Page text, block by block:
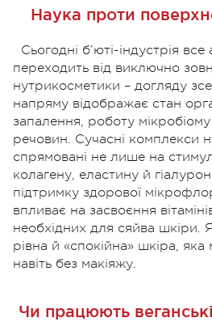
Наука проти
Сьогодні б’юті-індустрія
переходить від виключно
нутрикосметики – догляду
напряму відображає стан
запалення, роботу
речовин. Сучасні комплекси
спрямовані не лише на
колагену, еластину й
підтримку здорової
впливає на засвоєння
необхідних для сяйва шкіри.
рівна й «спокійна» шкіра,
навіть без макіяжу.
Чи працюють